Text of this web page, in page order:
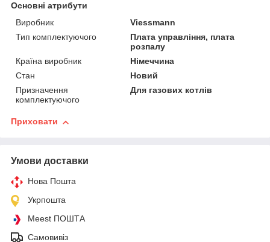
Основні атрибути
Виробник
Viessmann
Тип комплектуючого
Плата управління, плата
розпалу
Країна виробник
Німеччина
Стан
Новий
Призначення
комплектуючого
Для газових котлів
Приховати
Умови доставки
Нова Пошта
Укрпошта
Meest ПОШТА
Самовивіз